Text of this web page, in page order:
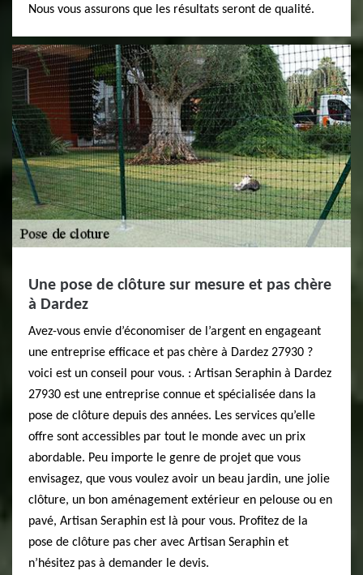
Nous vous assurons que les résultats seront de qualité.
Une pose de clôture sur mesure et pas chère
à Dardez
Avez-vous envie d’économiser de l’argent en engageant
une entreprise efficace et pas chère à Dardez 27930 ?
voici est un conseil pour vous. : Artisan Seraphin à Dardez
27930 est une entreprise connue et spécialisée dans la
pose de clôture depuis des années. Les services qu’elle
offre sont accessibles par tout le monde avec un prix
abordable. Peu importe le genre de projet que vous
envisagez, que vous voulez avoir un beau jardin, une jolie
clôture, un bon aménagement extérieur en pelouse ou en
pavé, Artisan Seraphin est là pour vous. Profitez de la
pose de clôture pas cher avec Artisan Seraphin et
n’hésitez pas à demander le devis.